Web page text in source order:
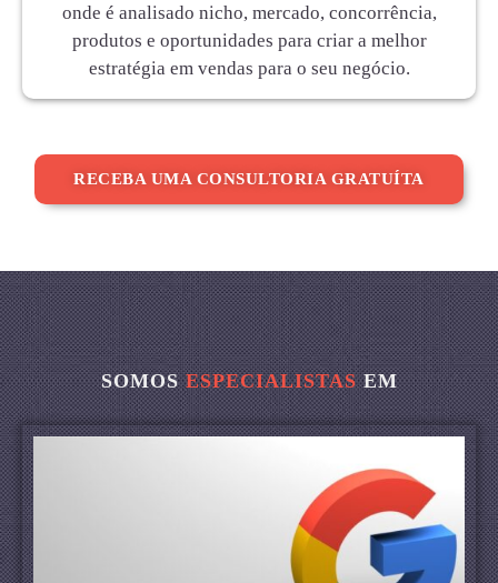
onde é analisado nicho, mercado, concorrência,
produtos e oportunidades para criar a melhor
estratégia em vendas para o seu negócio.
RECEBA UMA CONSULTORIA GRATUÍTA
SOMOSESPECIALISTASEM